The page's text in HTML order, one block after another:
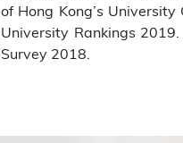
of Hong Kong’s
University Rankings
Survey 2018.